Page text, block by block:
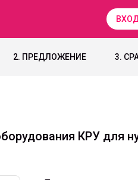
2. ПРЕДЛОЖЕНИЕ 3.
КРУ для